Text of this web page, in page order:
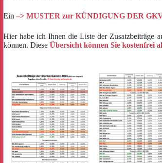
Ein –> MUSTER zur KÜNDIGUNG DER
Hier habe ich Ihnen die Liste der Zusatzbeiträge
können. Diese Übersicht können Sie kostenfrei